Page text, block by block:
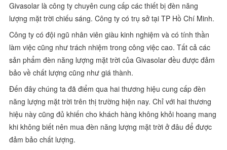
Givasolar là công ty chuyên cung cấp các thiết bị đèn năng
lượng mặt trời chiếu sáng. Công ty có trụ sở tại TP Hồ Chí Minh.
Công ty có đội ngũ nhân viên giàu kinh nghiệm và có tính thần
làm việc cũng như trách nhiệm trong công việc cao. Tất cả các
sản phẩm đèn năng lượng mặt trời của Givasolar đều được đảm
bảo về chất lượng cũng như giá thành.
Đến đây chúng ta đã điểm qua hai thương hiệu cung cấp đèn
năng lượng mặt trời trên thị trường hiện nay. Chỉ với hai thương
hiệu này cũng đủ khiến cho khách hàng không khỏi hoang mang
khi không biết nên mua đèn năng lượng mặt trời ở đâu để được
đảm bảo chất lượng.